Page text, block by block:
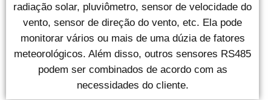
radiação solar, pluviômetro, sensor de velocidade do
vento, sensor de direção do vento, etc. Ela pode
monitorar vários ou mais de uma dúzia de fatores
meteorológicos. Além disso, outros sensores RS485
podem ser combinados de acordo com as
necessidades do cliente.